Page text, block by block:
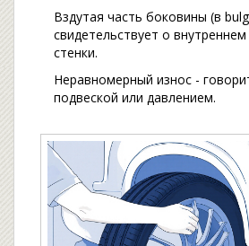
Вздутая часть боковины (в
свидетельствует о
стенки.
Неравномерный износ -
подвеской или давлением.